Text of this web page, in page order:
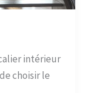
intérieur
choisir le